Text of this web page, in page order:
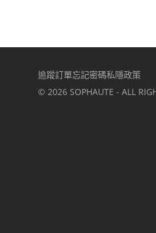
追蹤訂單忘記密碼私隱政策
© 2026 SOPHAUTE - ALL